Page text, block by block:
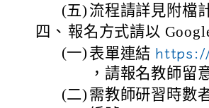
(五) 流程請詳見附檔
四、 報名方式請以
(一) 表單連結
，請報名教師留
(二) 需教師研習時數